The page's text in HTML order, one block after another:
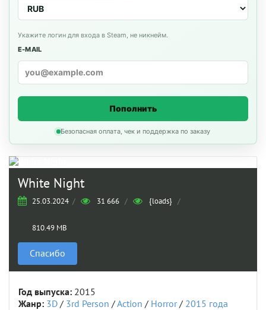
Укажите логин для входа в Steam, не никнейм.
E-MAIL
Пополнить
Безопасная оплата, чек и поддержка по заказу
White Night
25.03.2024 / 31 666 / {loads} /
810.49 MB
Спасибо
Год выпуска: 2015
Жанр: 3D / 3rd Person /Action / Horror/ 2015 года